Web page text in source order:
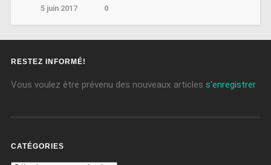
5 juin 2017 0
RESTEZ INFORMÉ!
Vous voulez être prévenu des nouveaux articles s'enregistrer
CATÉGORIES